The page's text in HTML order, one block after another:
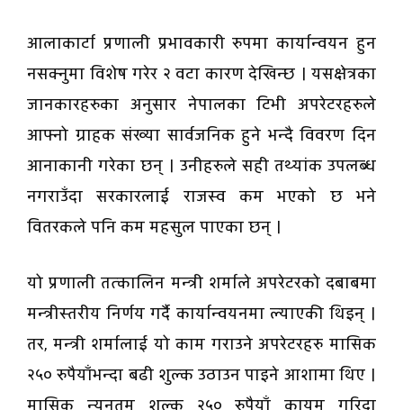
आलाकार्टा प्रणाली प्रभावकारी रुपमा कार्यान्वयन हुन
नसक्नुमा विशेष गरेर २ वटा कारण देखिन्छ । यसक्षेत्रका
जानकारहरुका अनुसार नेपालका टिभी अपरेटरहरुले
आफ्नो ग्राहक संख्या सार्वजनिक हुने भन्दै विवरण दिन
आनाकानी गरेका छन् । उनीहरुले सही तथ्यांक उपलब्ध
नगराउँदा सरकारलाई राजस्व कम भएको छ भने
वितरकले पनि कम महसुल पाएका छन् ।
यो प्रणाली तत्कालिन मन्त्री शर्माले अपरेटरको दबाबमा
मन्त्रीस्तरीय निर्णय गर्दै कार्यान्वयनमा ल्याएकी थिइन् ।
तर, मन्त्री शर्मालाई यो काम गराउने अपरेटरहरु मासिक
२५० रुपैयाँभन्दा बढी शुल्क उठाउन पाइने आशामा थिए ।